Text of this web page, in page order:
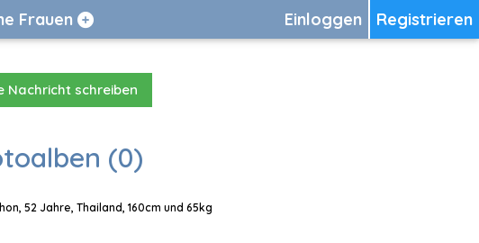
Registrieren
Einloggen
Frauen
Nachricht schreiben
(0)
52 Jahre, Thailand, 160cm und 65kg